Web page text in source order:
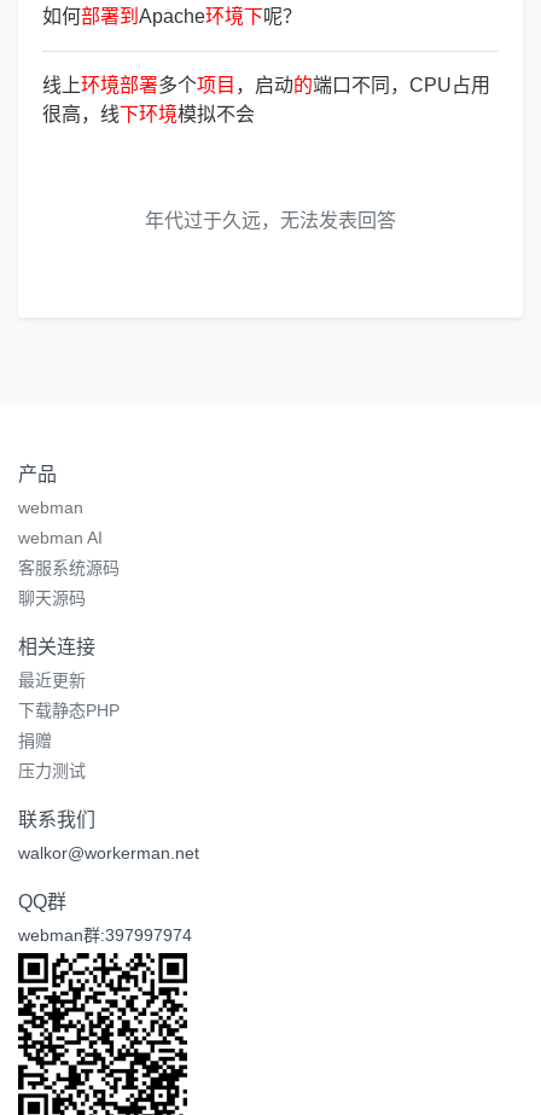
如何部署到 Apache环境下呢？
线上环境部署多个项 目 ，启动的端口不同，CPU占用
很高，线下环境模拟不会
年代过于久远，无法发表回答
产品
webman
webman AI
客服系统源码
聊天源码
相关连接
最近更新
下载静态PHP
捐赠
压力测试
联系我们
walkor@workerman.net
QQ群
webman群:397997974